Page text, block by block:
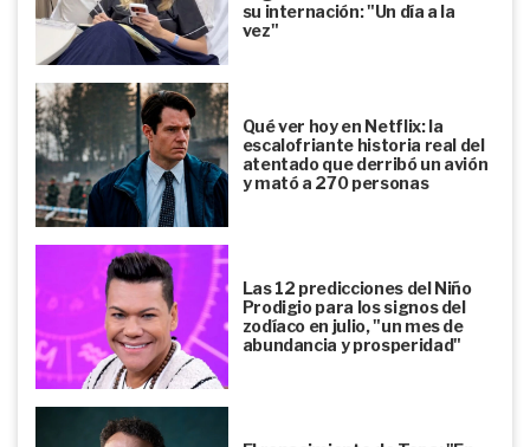
su internación: "Un día a la
vez"
Qué ver hoy en Netflix: la
escalofriante historia real del
atentado que derribó un avión
y mató a 270 personas
Las 12 predicciones del Niño
Prodigio para los signos del
zodíaco en julio, "un mes de
abundancia y prosperidad"